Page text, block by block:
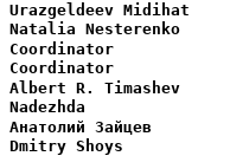
Urazgeldeev Midihat
Natalia Nesterenko
Coordinator
Coordinator
Albert R. Timashev
Nadezhda
Анатолий Зайцев
Dmitry Shoys